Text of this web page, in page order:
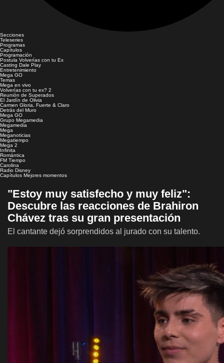
Secciones
Teleseries
Programas
Capítulos
Programación
Postula Volverías con tu Ex
Casting Dale Play
Entretenimiento
Mega GO
Temas
Mega en vivo
Volverías con tu ex? 2
Reunión de Superados
El Jardín de Olivia
Carmen Gloria, Fuerte & Claro
Detrás del Muro
Mega GO
Grupo Megamedia
Megamedia
Mega
Meganoticias
Megatiempo
Mega 2
Infinita
Romántica
FM Tiempo
Carolina
Radio Disney
Capítulos Mejores momentos
"Estoy muy satisfecho y muy feliz":
Descubre las reacciones de Brahiron
Chávez tras su gran presentación
El cantante dejó sorprendidos al jurado con su talento.